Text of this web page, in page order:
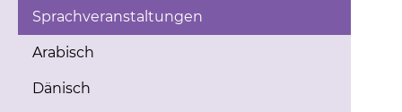
Sprachveranstaltungen
Arabisch
Dänisch